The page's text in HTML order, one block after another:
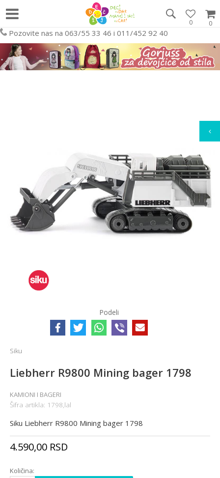
0
0
Pozovite nas na 063/55 33 46 i 011/452 92 40
Podeli
Siku
Liebherr R9800 Mining bager 1798
KAMIONI I BAGERI
Šifra artikla: 1798,lal
Siku Liebherr R9800 Mining bager 1798
4.590,00 RSD
Količina: